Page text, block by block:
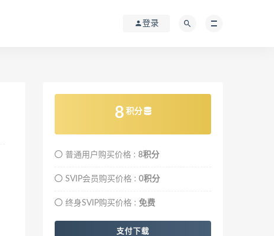
登录
8 积分
普通用户购买价格 : 8积分
SVIP会员购买价格 : 0积分
终身SVIP购买价格 : 免费
支付下载